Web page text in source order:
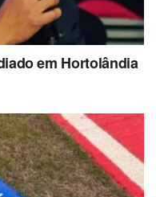
em Hortolândia